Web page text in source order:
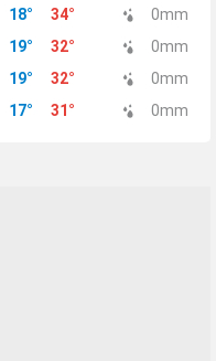
18° 34° 0mm
19° 32° 0mm
19° 32° 0mm
17° 31 ° 0mm